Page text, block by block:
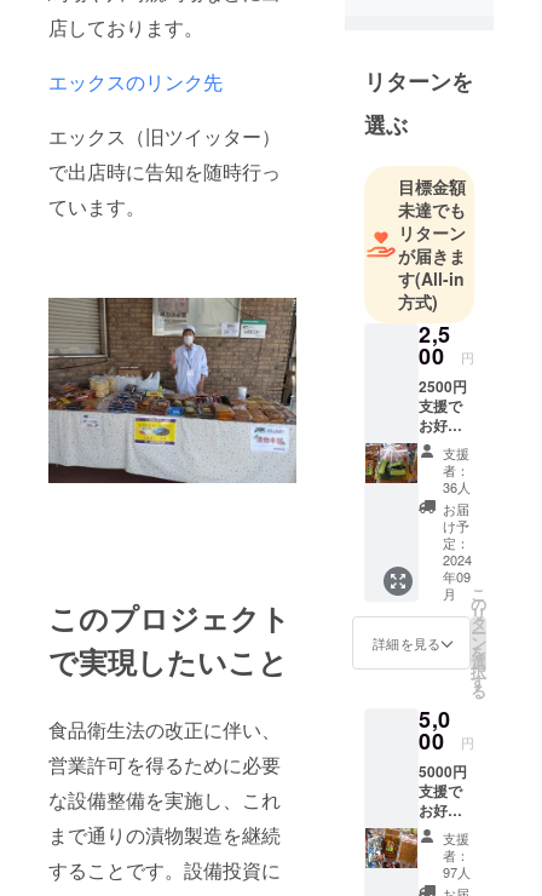
店しております。
エックスのリンク先
エックス（旧ツイッター）
で出店時に告知を随時行っ
ています。
このプロジェクト
で実現したいこと
食品衛生法の改正に伴い、
営業許可を得るために必要
な設備整備を実施し、これ
まで通りの漬物製造を継続
することです。設備投資に
リターンを
選ぶ
目標金額
未達でも
リターン
が届きま
す(All-in
方式)
2,5
00 円
2500円
支援で
お好き
な漬物
と１個
交換で
きる優
待券を
１枚提
供。
（船橋
競馬
場、川
崎競馬
場、成
その他
臨時出
店時に
利用
可。有
効期限
は2025
年9月ま
で。船
橋は本
支援
者：
36人
お届
け予
定：
2024
年09
月
詳細を見る
こ
の
リ
タ
ー
ン
を
選
択
す
る
5,0
00 円
5000円
支援で
お好き
な漬物
と１個
交換で
きる優
支援
者：
97人